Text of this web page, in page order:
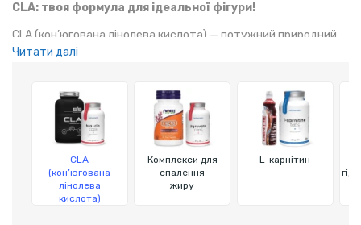
CLA: твоя формула для ідеальної фігури!
CLA (кон’югована лінолева кислота) — потужний природний
жироспалювач, який допомагає знизити жирові відкладення,
Підвищує енергію та підтримує метаболізм, сприяючи
ефективному схудненню та поліпшенню результатів
тренувань.
Читати далі
Комплекси для
спалення
жиру
L-карнітин
CLA
(кон’югована
лінолева
кислота)